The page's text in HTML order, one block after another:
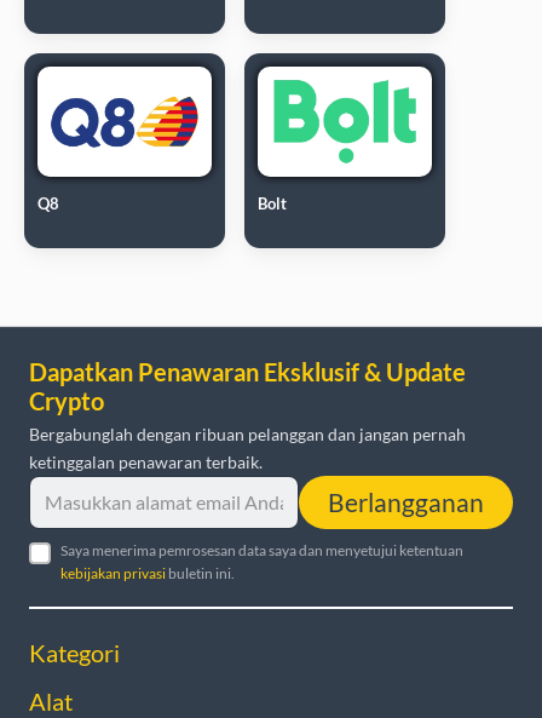
Q8 Bolt
Dapatkan Penawaran Eksklusif & Update
Crypto
Bergabunglah dengan ribuan pelanggan dan jangan pernah
ketinggalan penawaran terbaik.
Berlangganan
Saya menerima pemrosesan data saya dan menyetujui ketentuan
kebijakan privasi buletin ini.
Kategori
Alat